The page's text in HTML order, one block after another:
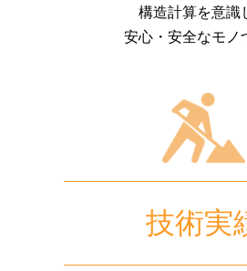
構造計算を意識
安心・安全なモノ
技術実